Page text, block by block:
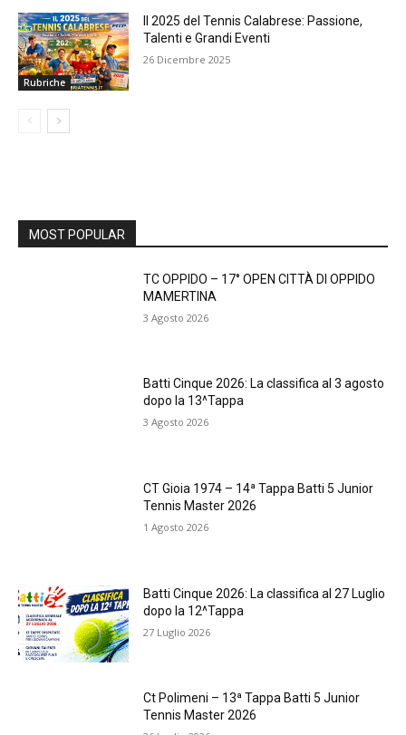
Rubriche
Il 2025 del Tennis Calabrese: Passione,
Talenti e Grandi Eventi
26 Dicembre 2025
MOST POPULAR
TC OPPIDO – 17° OPEN CITTÀ DI OPPIDO
MAMERTINA
3 Agosto 2026
Batti Cinque 2026: La classifica al 3 agosto
dopo la 13^Tappa
3 Agosto 2026
CT Gioia 1974 – 14ª Tappa Batti 5 Junior
Tennis Master 2026
1 Agosto 2026
Batti Cinque 2026: La classifica al 27 Luglio
dopo la 12^Tappa
27 Luglio 2026
Ct Polimeni – 13ª Tappa Batti 5 Junior
Tennis Master 2026